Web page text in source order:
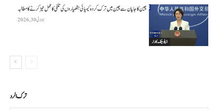
ڈپلومیٹک کارنر
چین کا جاپان سے چین میں ترک کردہ کیمیائی ہتھیاروں کی تلفی کا عمل تیز کرنے کا مطالبہ
جولائی 30, 2026
ترك الرد